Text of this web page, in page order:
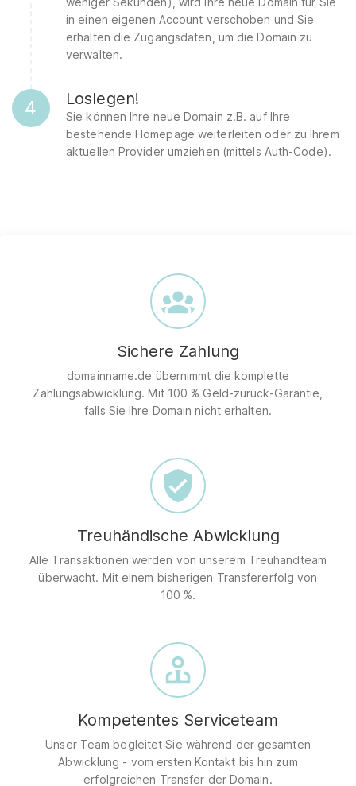
in einen eigenen Account verschoben und Sie
erhalten die Zugangsdaten, um die Domain zu
verwalten.
4 Loslegen!
Sie können Ihre neue Domain z.B. auf Ihre
bestehende Homepage weiterleiten oder zu Ihrem
aktuellen Provider umziehen (mittels Auth-Code).
Sichere Zahlung
domainname.de übernimmt die komplette
Zahlungsabwicklung. Mit 100 % Geld-zurück-Garantie,
falls Sie Ihre Domain nicht erhalten.
Treuhändische Abwicklung
Alle Transaktionen werden von unserem Treuhandteam
überwacht. Mit einem bisherigen Transfererfolg von
100 %.
Kompetentes Serviceteam
Unser Team begleitet Sie während der gesamten
Abwicklung - vom ersten Kontakt bis hin zum
erfolgreichen Transfer der Domain.